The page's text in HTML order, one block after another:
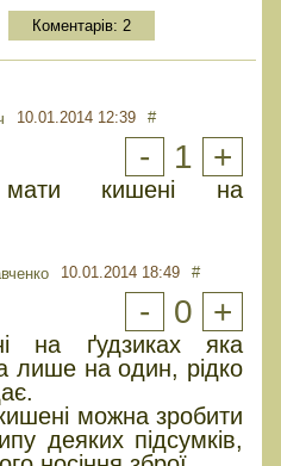
Коментарів: 2
10.01.2014 12:39 #
- 1 +
мати кишені на
10.01.2014 18:49 #
- 0 +
на ґудзиках яка
лише на один, рідко
кишені можна зробити
деяких підсумків,